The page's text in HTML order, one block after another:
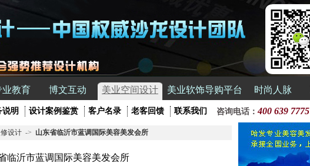
业教育 博文互动 美业空间设计 美业软饰导购平台 时尚人脉
说明 设计案例鉴赏 客户名录 老客回馈 联系我们 咨询电话：400 639 7775
设计 -> 山东省临沂市蓝调国际美容美发会所
临沂市蓝调国际美容美发会所